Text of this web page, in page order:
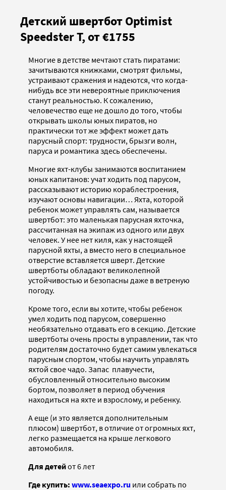
Детский швертбот Optimist
Speedster T, от €1755
Многие в детстве мечтают стать пиратами:
зачитываются книжками, смотрят фильмы,
устраивают сражения и надеются, что когда-
нибудь все эти невероятные приключения
станут реальностью. К сожалению,
человечество еще не дошло до того, чтобы
открывать школы юных пиратов, но
практически тот же эффект может дать
парусный спорт: трудности, брызги волн,
паруса и романтика здесь обеспечены.
Многие яхт-клубы занимаются воспитанием
юных капитанов: учат ходить под парусом,
рассказывают историю кораблестроения,
изучают основы навигации… Яхта, которой
ребенок может управлять сам, называется
швертбот: это маленькая парусная яхточка,
рассчитанная на экипаж из одного или двух
человек. У нее нет киля, как у настоящей
парусной яхты, а вместо него в специальное
отверстие вставляется шверт. Детские
швертботы обладают великолепной
устойчивостью и безопасны даже в ветреную
погоду.
Кроме того, если вы хотите, чтобы ребенок
умел ходить под парусом, совершенно
необязательно отдавать его в секцию. Детские
швертботы очень просты в управлении, так что
родителям достаточно будет самим увлекаться
парусным спортом, чтобы научить управлять
яхтой свое чадо. Запас плавучести,
обусловленный относительно высоким
бортом, позволяет в период обучения
находиться на яхте и взрослому, и ребенку.
А еще (и это является дополнительным
плюсом) швертбот, в отличие от огромных яхт,
легко размещается на крыше легкового
автомобиля.
Для детейот 6 лет
Где купить: www.seaexpo.ru или собрать по